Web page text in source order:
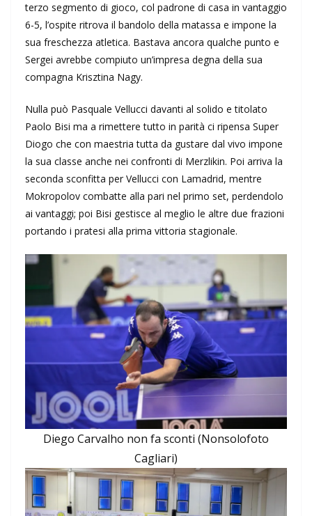
terzo segmento di gioco, col padrone di casa in vantaggio
6-5, l’ospite ritrova il bandolo della matassa e impone la
sua freschezza atletica. Bastava ancora qualche punto e
Sergei avrebbe compiuto un’impresa degna della sua
compagna Krisztina Nagy.
Nulla può Pasquale Vellucci davanti al solido e titolato
Paolo Bisi ma a rimettere tutto in parità ci ripensa Super
Diogo che con maestria tutta da gustare dal vivo impone
la sua classe anche nei confronti di Merzlikin. Poi arriva la
seconda sconfitta per Vellucci con Lamadrid, mentre
Mokropolov combatte alla pari nel primo set, perdendolo
ai vantaggi; poi Bisi gestisce al meglio le altre due frazioni
portando i pratesi alla prima vittoria stagionale.
Diego Carvalho non fa sconti (Nonsolofoto
Cagliari)